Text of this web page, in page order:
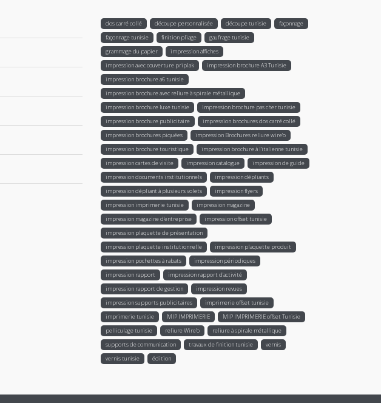
dos carré collé découpe personnalisée découpe tunisie
façonnage
façonnage tunisie
finition pliage
gaufrage tunisie
grammage du papier
impression affiches
impression avec couverture priplak
impression brochure A3 Tunisie
impression brochure a6 tunisie
impression brochure avec reliure à spirale métallique
impression brochure luxe tunisie
impression brochure pas cher tunisie
impression brochure publicitaire
impression brochures dos carré collé
impression brochures piquées
impression Brochures reliure wire’o
impression brochure touristique
impression brochure à l'italienne tunisie
impression cartes de visite
impression catalogue
impression de guide
impression documents institutionnels
impression dépliants
impression dépliant à plusieurs volets
impression flyers
impression imprimerie tunisie
impression magazine
impression magazine d’entreprise
impression offset tunisie
impression plaquette de présentation
impression plaquette institutionnelle
impression plaquette produit
impression pochettes à rabats
impression périodiques
impression rapport
impression rapport d'activité
impression rapport de gestion
impression revues
impression supports publicitaires
imprimerie offset tunisie
imprimerie tunisie
MIP IMPRIMERIE
MIP IMPRIMERIE offset Tunisie
pelliculage tunisie
reliure Wire’o
reliure à spirale métallique
supports de communication
travaux de finition tunisie
vernis
vernis tunisie
édition